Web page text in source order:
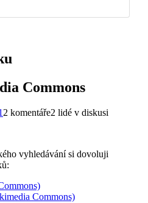
Commons
2 komentáře2 lidé v diskusi
vyhledávání si dovoluji
Commons)